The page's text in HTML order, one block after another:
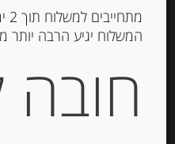
מק"ט:
קטגוריות: גבינות ארוזות,
תיאור
המשלוח יגיע הרבה יותר
חובה